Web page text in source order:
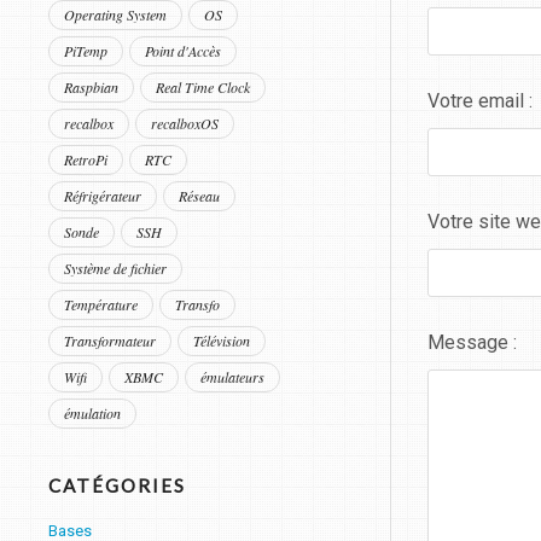
Votre email :
Votre site
Message :
Operating System
OS
PiTemp
Point d'Accès
Raspbian
Real Time Clock
recalbox
recalboxOS
RetroPi
RTC
Réfrigérateur
Réseau
Sonde
SSH
Système de fichier
Température
Transfo
Transformateur
Télévision
Wifi
XBMC
émulateurs
émulation
CATÉGORIES
Bases